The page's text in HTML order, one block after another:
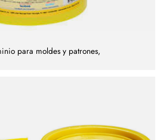
para moldes y patrones,